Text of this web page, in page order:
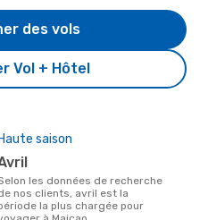
Vol + Hôtel
des vols
Haute saison
avril
recherche
nos clients, avril est la
la plus chargée pour